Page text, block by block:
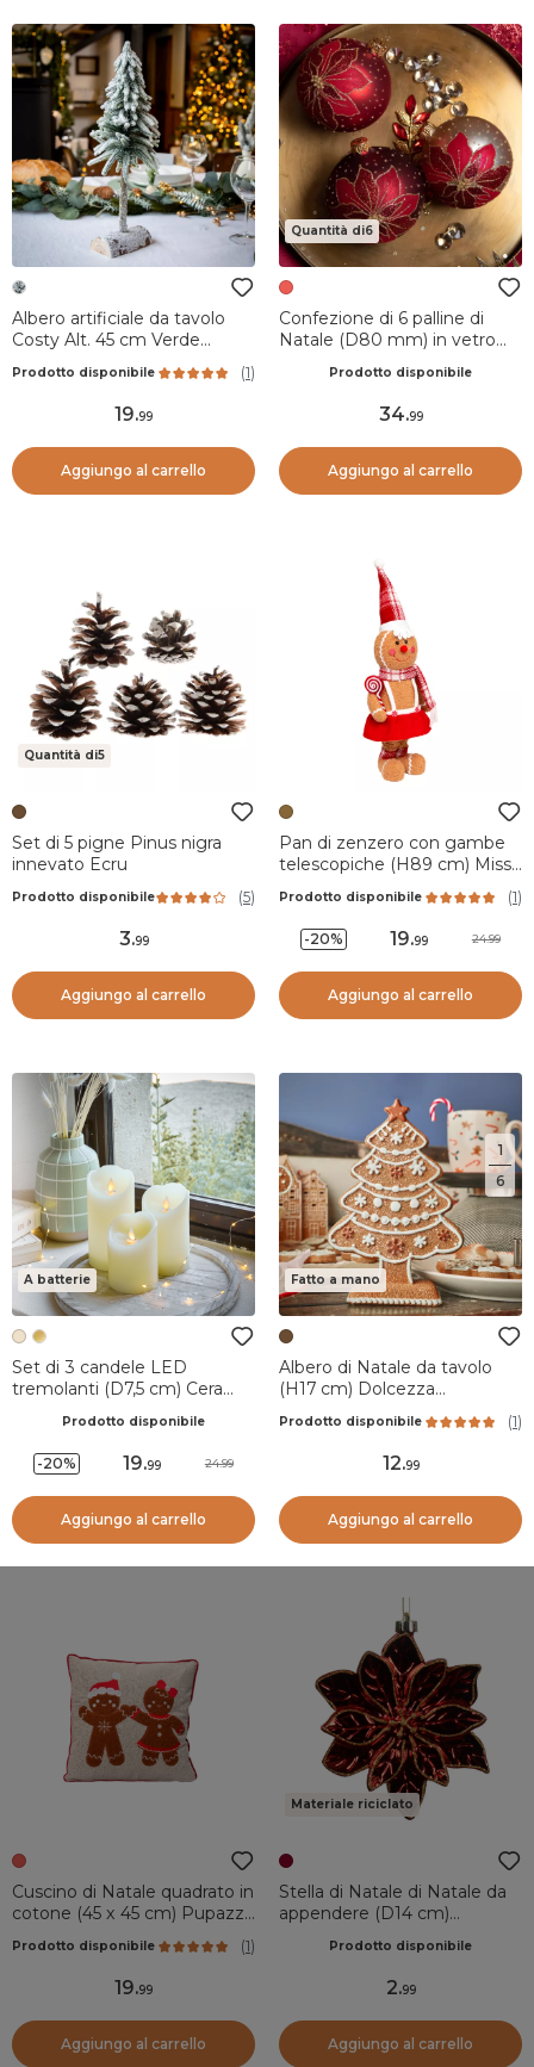
1
6
Albero artificiale da tavolo
Costy Alt. 45 cm Verde
Prodotto disponibile (1)
19.99
Aggiungo al carrello
Quantità di6
Confezione di 6 palline di
Natale (D80 mm) in vetro
Prodotto disponibile
34.99
Aggiungo al carrello
Quantità di5
Set di 5 pigne Pinus nigra
innevato Ecru
Prodotto disponibile (5)
3.99
Aggiungo al carrello
Pan di zenzero con gambe
telescopiche (H89 cm) Miss
Prodotto disponibile (1)
-20% 19.99 24.99
Aggiungo al carrello
A batterie
Set di 3 candele LED
tremolanti (D7,5 cm) Cera
Prodotto disponibile
-20% 19.99 24.99
Aggiungo al carrello
Fatto a mano
Albero di Natale da tavolo
(H17 cm) Dolcezza
Prodotto disponibile (1)
12.99
Aggiungo al carrello
Cuscino di Natale quadrato in
cotone (45 x 45 cm) Pupazzo
Prodotto disponibile (1)
19.99
Aggiungo al carrello
Materiale riciclato
Stella di Natale di Natale da
appendere (D14 cm)
Prodotto disponibile
2.99
Aggiungo al carrello